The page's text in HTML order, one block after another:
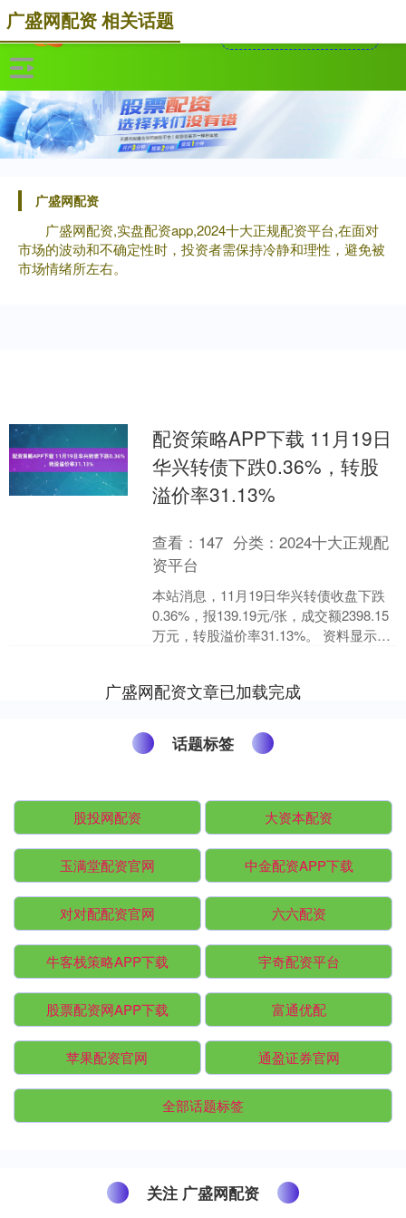
广盛网配资
广盛网配资,实盘配资app,2024十大正规配资平台,在面对
市场的波动和不确定性时，投资者需保持冷静和理性，避免被
市场情绪所左右。
广盛网配资 相关话题
配资策略APP下载 11月19日
华兴转债下跌0.36%，转股
溢价率31.13%
查看： 147 分类：2024十大正规配
资平台
本站消息，11月19日华兴转债收盘下跌
0.36%，报139.19元/张，成交额2398.15
万元，转股溢价率31.13%。 资料显示，
广盛网配资文章已加载完成
话题标签
股投网配资 大资本配资
玉满堂配资官网 中金配资APP下载
对对配配资官网 六六配资
牛客栈策略APP下载 宇奇配资平台
股票配资网APP下载 富通优配
苹果配资官网 通盈证券官网
全部话题标签
关注 广盛网配资